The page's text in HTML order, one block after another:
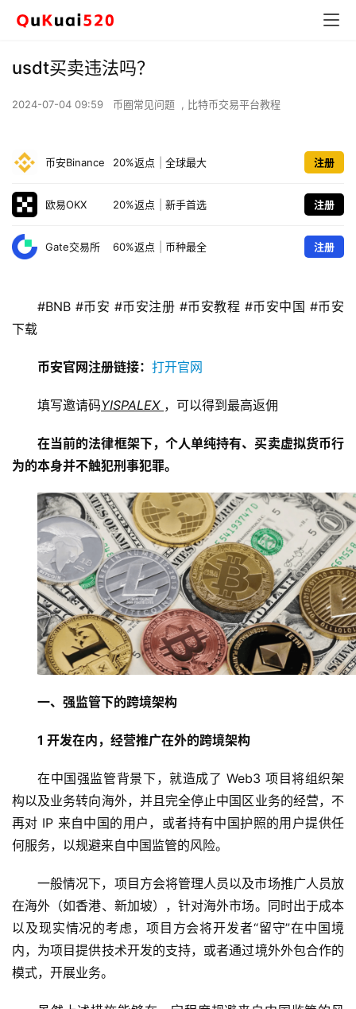
usdt买卖违法吗？
2024-07-04 09:59 币圈常见问题 , 比特币交易平台教程
币安Binance 20%返点 全球最大 注册
欧易OKX 20%返点 新手首选 注册
Gate交易所 60%返点 币种最全 注册
#BNB #币安 #币安注册 #币安教程 #币安中国 #币安
下载
币安官网注册链接： 打开官网
填写邀请码YISPALEX ，可以得到最高返佣
在当前的法律框架下，个人单纯持有、买卖虚拟货币行
为的本身并不触犯刑事犯罪。
一、强监管下的跨境架构
1 开发在内，经营推广在外的跨境架构
在中国强监管背景下，就造成了 Web3 项目将组织架
构以及业务转向海外，并且完全停止中国区业务的经营，不
再对 IP 来自中国的用户，或者持有中国护照的用户提供任
何服务，以规避来自中国监管的风险。
一般情况下，项目方会将管理人员以及市场推广人员放
在海外（如香港、新加坡），针对海外市场。同时出于成本
以及现实情况的考虑，项目方会将开发者“留守”在中国境
内，为项目提供技术开发的支持，或者通过境外外包合作的
模式，开展业务。